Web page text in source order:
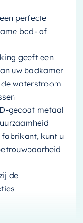
perfecte
bad- of
geeft een
uw badkamer
waterstroom
gecoat metaal
fabrikant, kunt u
de